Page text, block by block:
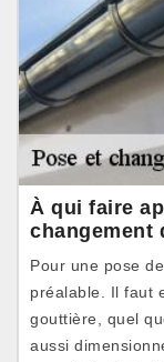
À qui faire
changement
Pour une pose
préalable. Il faut
gouttière, quel
aussi